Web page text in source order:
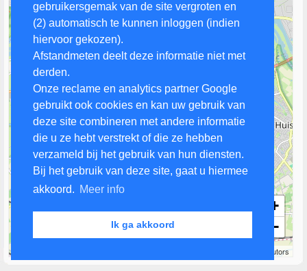
gebruikersgemak van de site vergroten en
(2) automatisch te kunnen inloggen (indien
hiervoor gekozen).
Afstandmeten deelt deze informatie niet met
derden.
Onze reclame en analytics partner Google
gebruikt ook cookies en kan uw gebruik van
deze site combineren met andere informatie
die u ze hebt verstrekt of die ze hebben
verzameld bij het gebruik van hun diensten.
Bij het gebruik van deze site, gaat u hiermee
akkoord. Meer info
Ik ga akkoord
+
−
contributors